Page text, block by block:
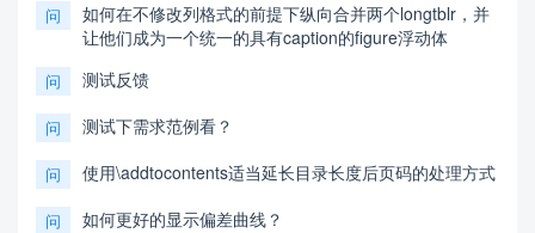
问
如何在不修改列格式的前提下纵向合并两个longtblr，并
让他们成为一个统一的具有caption的figure浮动体
问 测试反馈
问 测试下需求范例看？
问 使用\addtocontents适当延长目录长度后页码的处理方式
问 如何更好的显示偏差曲线？